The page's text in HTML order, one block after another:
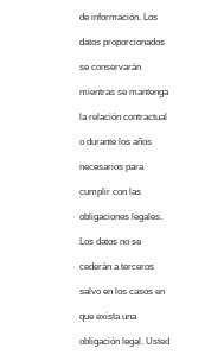
de información. Los
datos proporcionados
se conservarán
mientras se mantenga
la relación contractual
o durante los años
necesarios para
cumplir con las
obligaciones legales.
Los datos no se
cederán a terceros
salvo en los casos en
que exista una
obligación legal. Usted